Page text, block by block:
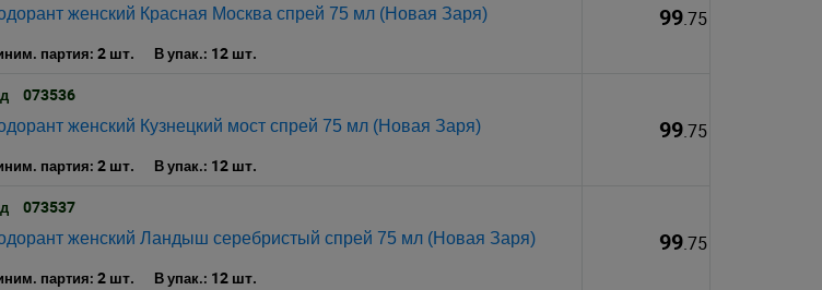
женский Красная Москва спрей 75 мл (Новая Заря)
партия: 2 шт. В упак.: 12 шт.
99.75
073536
женский Кузнецкий мост спрей 75 мл (Новая Заря)
партия: 2 шт. В упак.: 12 шт.
99.75
073537
женский Ландыш серебристый спрей 75 мл (Новая Заря)
партия: 2 шт. В упак.: 12 шт.
99.75